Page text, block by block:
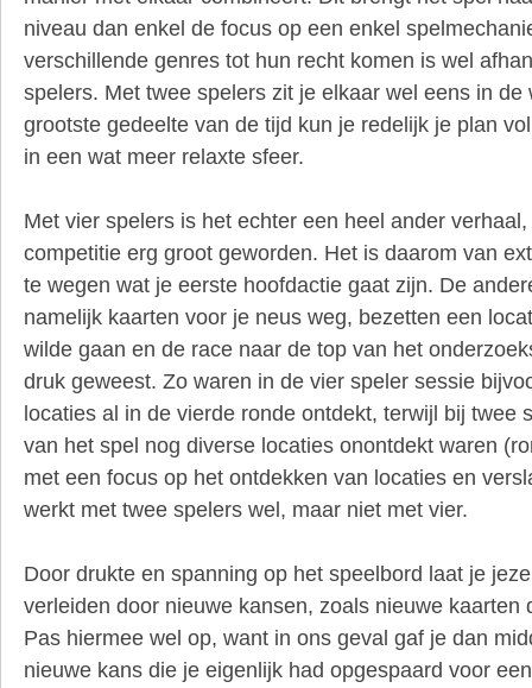
niveau dan enkel de focus op een enkel
verschillende genres tot hun recht komen is wel
spelers. Met twee spelers zit je elkaar wel eens in de
grootste gedeelte van de tijd kun je redelijk je plan
in een wat meer relaxte sfeer.
Met vier spelers is het echter een heel ander
competitie erg groot geworden. Het is daarom van
te wegen wat je eerste hoofdactie gaat zijn. De
namelijk kaarten voor je neus weg, bezetten een
wilde gaan en de race naar de top van het
druk geweest. Zo waren in de vier speler sessie
locaties al in de vierde ronde ontdekt, terwijl bij twee
van het spel nog diverse locaties onontdekt waren
met een focus op het ontdekken van locaties en
werkt met twee spelers wel, maar niet met vier.
Door drukte en spanning op het speelbord laat je
verleiden door nieuwe kansen, zoals nieuwe kaarten
Pas hiermee wel op, want in ons geval gaf je dan
nieuwe kans die je eigenlijk had opgespaard voor